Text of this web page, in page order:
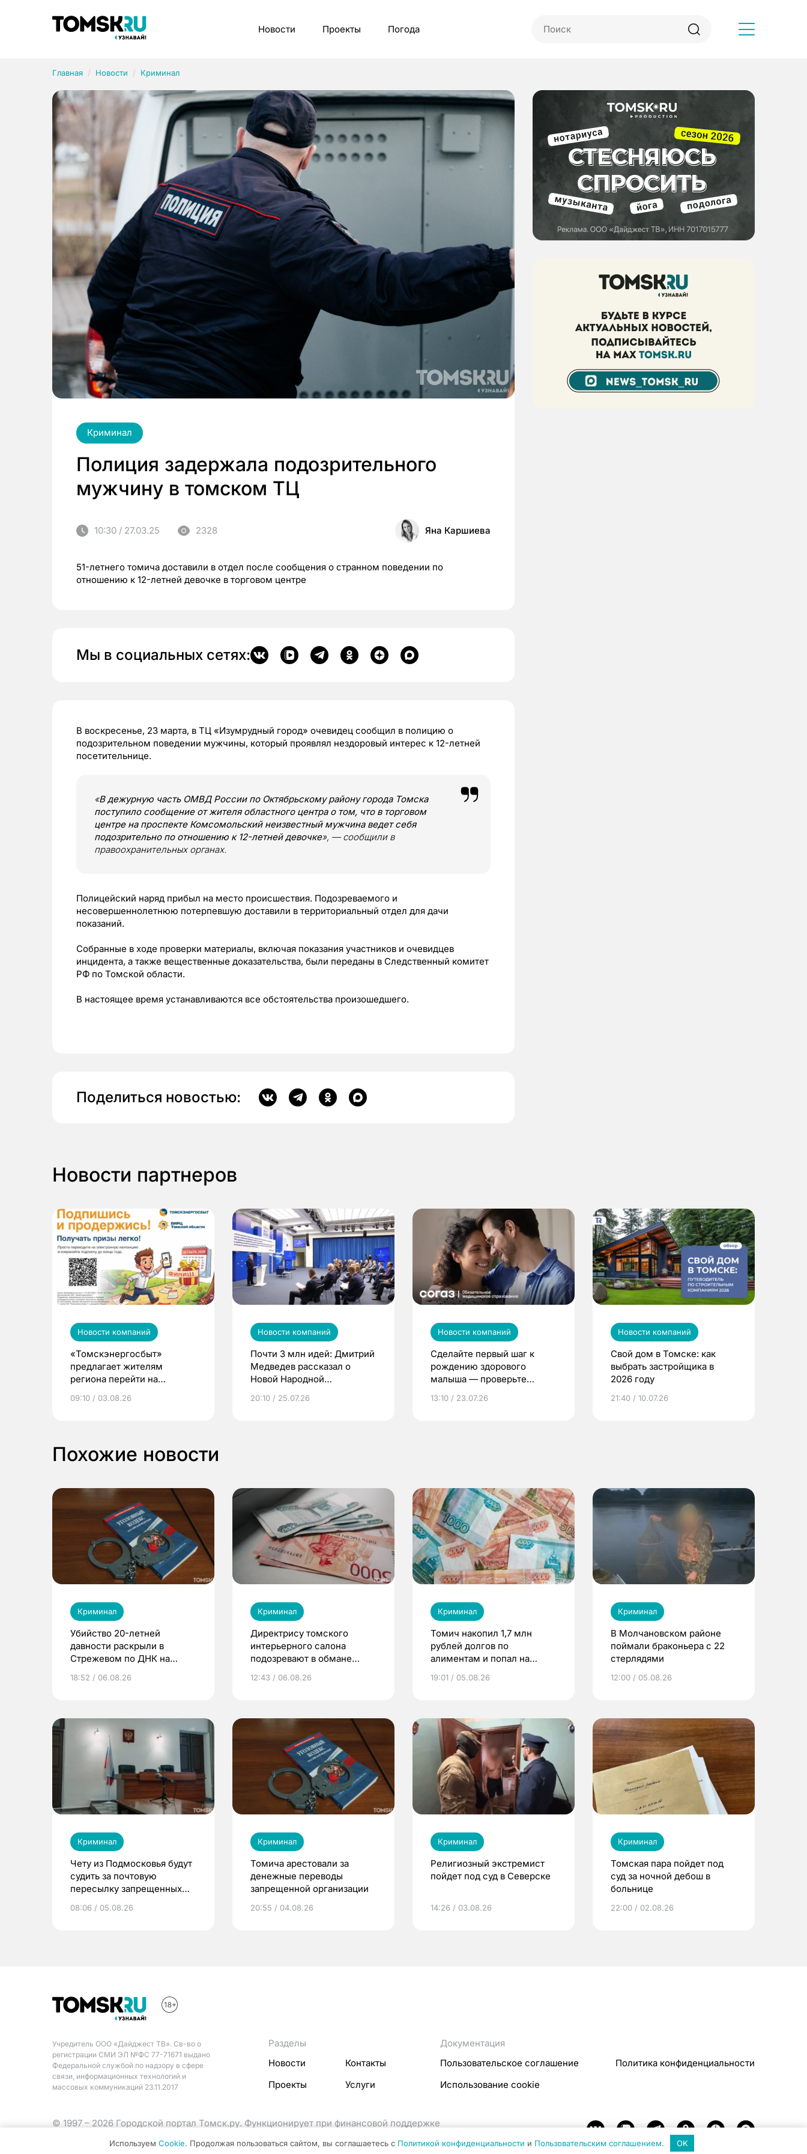
Новости Проекты Погода
Главная Новости Криминал
Криминал
Полиция задержала подозрительного
мужчину в томском ТЦ
10:30 / 27.03.25 2328 Яна Каршиева
51-летнего томича доставили в отдел после сообщения о странном поведении по
отношению к 12-летней девочке в торговом центре
Мы в социальных сетях:
В воскресенье, 23 марта, в ТЦ «Изумрудный город» очевидец сообщил в полицию о
подозрительном поведении мужчины, который проявлял нездоровый интерес к 12-летней
посетительнице.
«В дежурную часть ОМВД России по Октябрьскому району города Томска
поступило сообщение от жителя областного центра о том, что в торговом
центре на проспекте Комсомольский неизвестный мужчина ведет себя
подозрительно по отношению к 12-летней девочке», — сообщили в
правоохранительных органах.
Полицейский наряд прибыл на место происшествия. Подозреваемого и
несовершеннолетнюю потерпевшую доставили в территориальный отдел для дачи
показаний.
Собранные в ходе проверки материалы, включая показания участников и очевидцев
инцидента, а также вещественные доказательства, были переданы в Следственный комитет
РФ по Томской области.
В настоящее время устанавливаются все обстоятельства произошедшего.
Поделиться новостью:
Новости партнеров
Новости компаний
«Томскэнергосбыт»
предлагает жителям
региона перейти на
выиграть призы
09:10 / 03.08.26
Новости компаний
Почти 3 млн идей: Дмитрий
Медведев рассказал о
Новой Народной
20:10 / 25.07.26
Новости компаний
Сделайте первый шаг к
рождению здорового
малыша — проверьте
по ОМС!
13:10 / 23.07.26
Новости компаний
Свой дом в Томске: как
выбрать застройщика в
2026 году
21:40 / 10.07.26
Похожие новости
Криминал
Убийство 20-летней
давности раскрыли в
Стрежевом по ДНК на
18:52 / 06.08.26
Криминал
Директрису томского
интерьерного салона
подозревают в обмане
12:43 / 06.08.26
Криминал
Томич накопил 1,7 млн
рублей долгов по
алиментам и попал на
19:01 / 05.08.26
Криминал
В Молчановском районе
поймали браконьера с 22
стерлядями
12:00 / 05.08.26
Криминал
Чету из Подмосковья будут
судить за почтовую
пересылку запрещенных
08:06 / 05.08.26
Криминал
Томича арестовали за
денежные переводы
запрещенной организации
20:55 / 04.08.26
Криминал
Религиозный экстремист
пойдет под суд в Северске
14:26 / 03.08.26
Криминал
Томская пара пойдет под
суд за ночной дебош в
больнице
22:00 / 02.08.26
Учредитель ООО «Дайджест ТВ». Св-во о
регистрации СМИ ЭЛ №ФС 77-71671 выдано
Федеральной службой по надзору в сфере
связи, информационных технологий и
массовых коммуникаций 23.11.2017
Разделы
Новости
Контакты
Проекты
Услуги
Документация
Пользовательское соглашение
Политика конфиденциальности
Использование cookie
© 1997 – 2026 Городской портал Томск.ру. Функционирует при финансовой поддержке
Рубрики
Используем Cookie. Продолжая пользоваться сайтом, вы соглашаетесь с Политикой конфиденциальности и Пользовательским соглашением. OK